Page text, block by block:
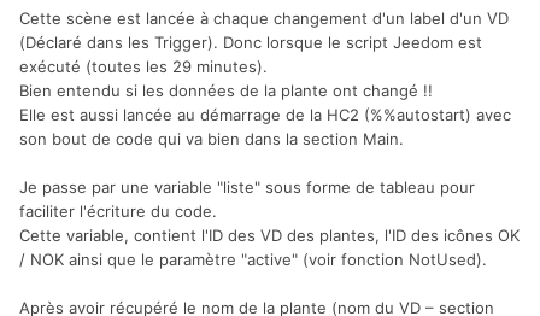
Cette scène est lancée à chaque changement d'un label d'un VD
(Déclaré dans les Trigger). Donc lorsque le script Jeedom est
exécuté (toutes les 29 minutes).
Bien entendu si les données de la plante ont changé !!
Elle est aussi lancée au démarrage de la HC2 (%%autostart) avec
son bout de code qui va bien dans la section Main.
Je passe par une variable "liste" sous forme de tableau pour
faciliter l'écriture du code.
Cette variable, contient l'ID des VD des plantes, l'ID des icônes OK
/ NOK ainsi que le paramètre "active" (voir fonction NotUsed).
Après avoir récupéré le nom de la plante (nom du VD – section